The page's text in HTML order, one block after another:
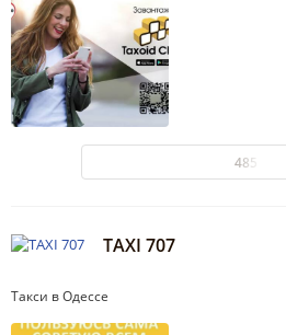
485
TAXI 707
Такси в Одессе